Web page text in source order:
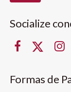
Socialize
Formas de